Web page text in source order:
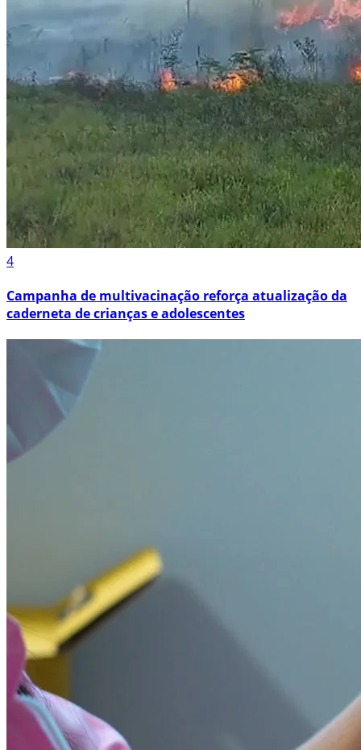
4
Campanha de multivacinação reforça atualização da
caderneta de crianças e adolescentes